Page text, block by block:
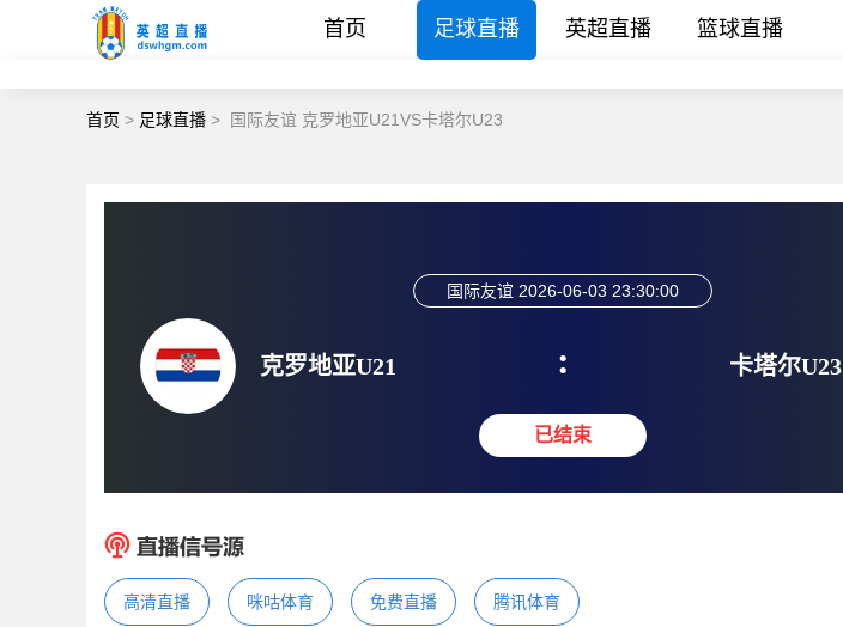
首页 足球直播 英超直播 篮球直播
首页 > 足球直播 > 国际友谊 克罗地亚U21VS卡塔尔U23
克罗地亚U21
国际友谊 2026-06-03 23:30:00
:
已结束
卡塔尔U23
高清直播 咪咕体育 免费直播 腾讯体育